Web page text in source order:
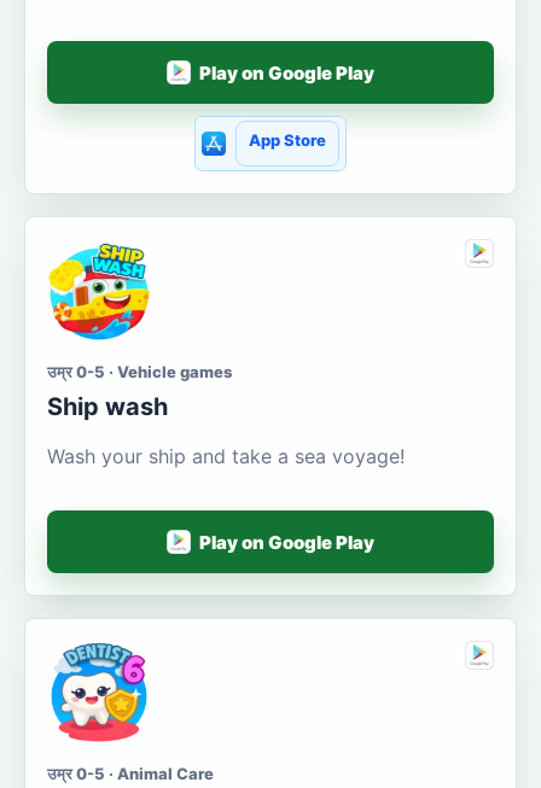
Play on Google Play
App Store
उम्र 0-5 · Vehicle games
Ship wash
Wash your ship and take a sea voyage!
Play on Google Play
उम्र 0-5 · Animal Care